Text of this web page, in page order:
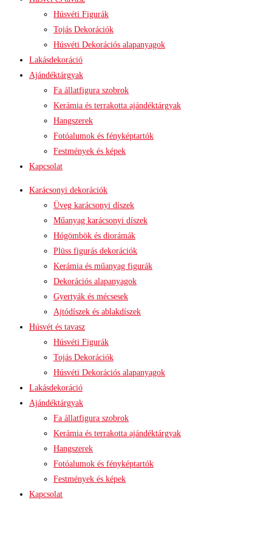
Húsvéti Figurák
Tojás Dekorációk
Húsvéti Dekorációs alapanyagok
Lakásdekoráció
Ajándéktárgyak
Fa állatfigura szobrok
Kerámia és terrakotta ajándéktárgyak
Hangszerek
Fotóalumok és fényképtartók
Festmények és képek
Kapcsolat
Karácsonyi dekorációk
Üveg karácsonyi díszek
Műanyag karácsonyi díszek
Hógömbök és diorámák
Plüss figurás dekorációk
Kerámia és műanyag figurák
Dekorációs alapanyagok
Gyertyák és mécsesek
Ajtódíszek és ablakdíszek
Húsvét és tavasz
Húsvéti Figurák
Tojás Dekorációk
Húsvéti Dekorációs alapanyagok
Lakásdekoráció
Ajándéktárgyak
Fa állatfigura szobrok
Kerámia és terrakotta ajándéktárgyak
Hangszerek
Fotóalumok és fényképtartók
Festmények és képek
Kapcsolat